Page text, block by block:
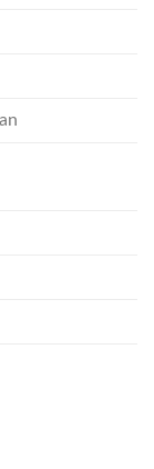
- tough